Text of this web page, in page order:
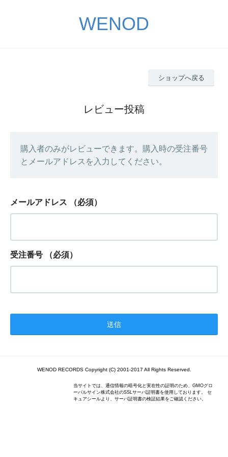
WENOD
ショップへ戻る
レビュー投稿
購入者のみがレビューできます。購入時の受注番号
とメールアドレスを入力してください。
メールアドレス （必須）
受注番号 （必須）
WENOD RECORDS Copyright (C) 2001-2017 All Rights Reserved.
当サイトでは、通信情報の暗号化と実在性の証明のため、GMOグロ
ーバルサイン株式会社のSSLサーバ証明書を使用しております。 セ
キュアシールより、サーバ証明書の検証結果をご確認ください。